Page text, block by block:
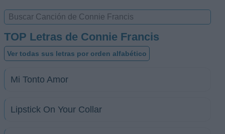
TOP Letras de Connie Francis
Ver todas sus letras por orden alfabético
Mi Tonto Amor
Lipstick On Your Collar